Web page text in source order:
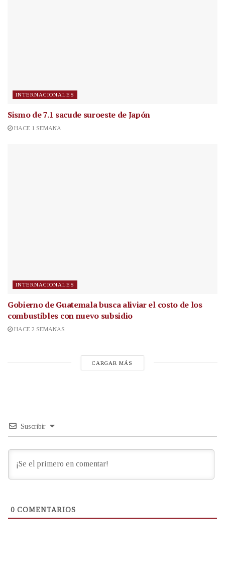
INTERNACIONALES
Sismo de 7.1 sacude suroeste de Japón
HACE 1 SEMANA
INTERNACIONALES
Gobierno de Guatemala busca aliviar el costo de los
combustibles con nuevo subsidio
HACE 2 SEMANAS
CARGAR MÁS
Suscribir
0 COMENTARIOS